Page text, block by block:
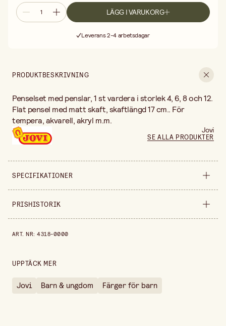
LÄGG I VARUKORG
Leverans 2-4 arbetsdagar
PRODUKTBESKRIVNING
Penselset med penslar, 1 st vardera i storlek 4, 6, 8 och 12.
Flat pensel med matt skaft, skaftlängd 17 cm.. För
tempera, akvarell, akryl m.m.
Jovi
SE ALLA PRODUKTER
SPECIFIKATIONER
Säljs i förpackning
PRISHISTORIK
ART. NR:4318-0000
UPPTÄCK MER
Jovi Barn & ungdom Färger för barn